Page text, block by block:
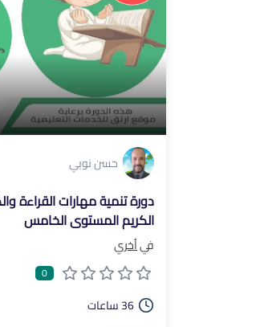
حسن نوبي
دورة تنمية مهارات القراءة
الكريم المستوى الخامس
فيأخري
0
36 ساعات